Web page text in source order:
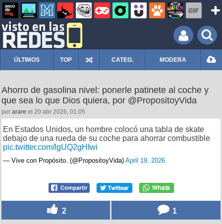
ÚLTIMOS TOP CATEG. MODERA
Ahorro de gasolina nivel: ponerle patinete al coche y
que sea lo que Dios quiera, por @PropositoyVida
por arare el 20 abr 2026, 01:05
En Estados Unidos, un hombre colocó una tabla de skate
debajo de una rueda de su coche para ahorrar combustible
pic.twitter.com/lgUQ2gHIwi
— Vive con Propósito. (@PropositoyVida) April 19, 2026
2 1